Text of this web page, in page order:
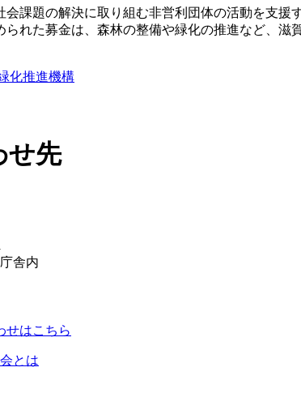
会課題の解決に取り組む非営利団体の活動を支援
られた募金は、森林の整備や緑化の推進など、滋
せ先
舎内
せはこちら
とは